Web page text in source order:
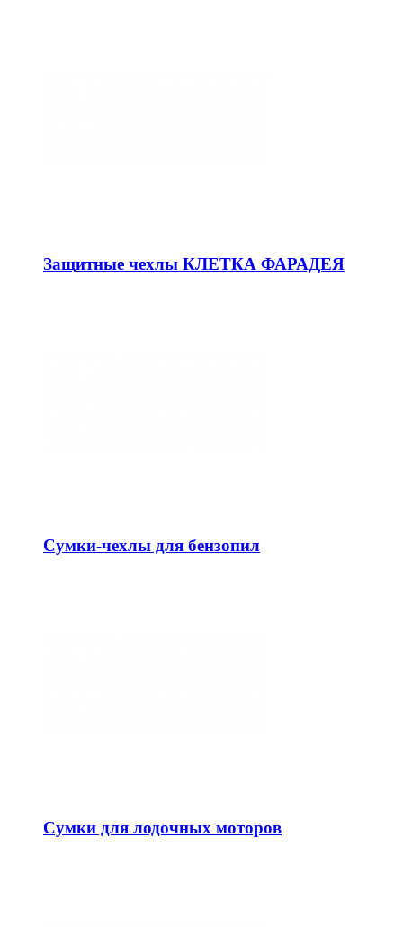
Защитные чехлы КЛЕТКА ФАРАДЕЯ
Сумки-чехлы для бензопил
Сумки для лодочных моторов